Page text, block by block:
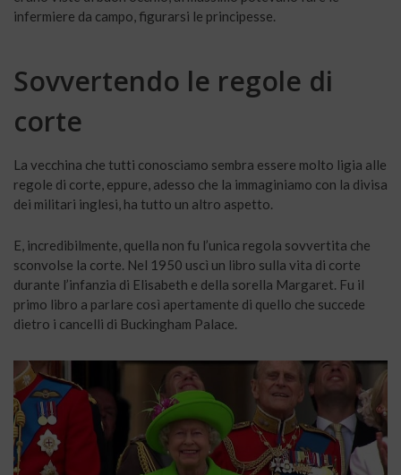
infermiere da campo, figurarsi le principesse.
Sovvertendo le regole di
corte
La vecchina che tutti conosciamo sembra essere molto ligia alle
regole di corte, eppure, adesso che la immaginiamo con la divisa
dei militari inglesi, ha tutto un altro aspetto.
E, incredibilmente, quella non fu l’unica regola sovvertita che
sconvolse la corte. Nel 1950 uscì un libro sulla vita di corte
durante l’infanzia di Elisabeth e della sorella Margaret. Fu il
primo libro a parlare così apertamente di quello che succede
dietro i cancelli di Buckingham Palace.